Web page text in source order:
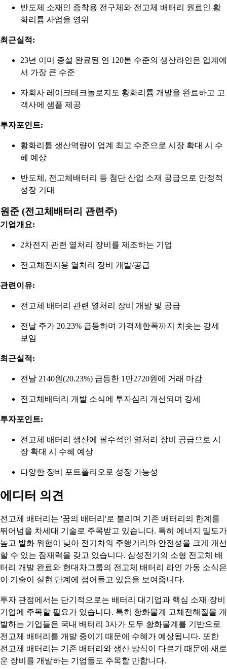
반도체 소재인 증착용 전구체와 전고체 배터리 원료인 황
화리튬 사업을 영위
최근실적:
23년 이미 증설 완료된 연 120톤 수준의 생산라인은 업계에
서 가장 큰 수준
자회사 레이크테크놀로지도 황화리튬 개발을 완료하고 고
객사에 샘플 제공
투자포인트:
황화리튬 생산역량이 업계 최고 수준으로 시장 확대 시 수
혜 예상
반도체, 전고체배터리 등 첨단 산업 소재 공급으로 안정적
성장 기대
원준 (전고체배터리 관련주)
기업개요:
2차전지 관련 열처리 장비를 제조하는 기업
전고체전지용 열처리 장비 개발/공급
관련이유:
전고체 배터리 관련 열처리 장비 개발 및 공급
전날 주가 20.23% 급등하며 가격제한폭까지 치솟는 강세
보임
최근실적:
전날 2140원(20.23%) 급등한 1만2720원에 거래 마감
전고체배터리 개발 소식에 투자심리 개선되며 강세
투자포인트:
전고체 배터리 생산에 필수적인 열처리 장비 공급으로 시
장 확대 시 수혜 예상
다양한 장비 포트폴리오로 성장 가능성
에디터 의견
전고체 배터리는 '꿈의 배터리'로 불리며 기존 배터리의 한계를
뛰어넘을 차세대 기술로 주목받고 있습니다. 특히 에너지 밀도가
높고 발화 위험이 낮아 전기차의 주행거리와 안전성을 크게 개선
할 수 있는 잠재력을 갖고 있습니다. 삼성전기의 소형 전고체 배
터리 개발 완료와 현대차그룹의 전고체 배터리 라인 가동 소식은
이 기술이 실현 단계에 접어들고 있음을 보여줍니다.
투자 관점에서는 단기적으로는 배터리 대기업과 핵심 소재·장비
기업에 주목할 필요가 있습니다. 특히 황화물계 고체전해질을 개
발하는 기업들은 국내 배터리 3사가 모두 황화물계를 기반으로
전고체 배터리를 개발 중이기 때문에 수혜가 예상됩니다. 또한
전고체 배터리는 기존 배터리와 생산 방식이 다르기 때문에 새로
운 장비를 개발하는 기업들도 주목할 만합니다.